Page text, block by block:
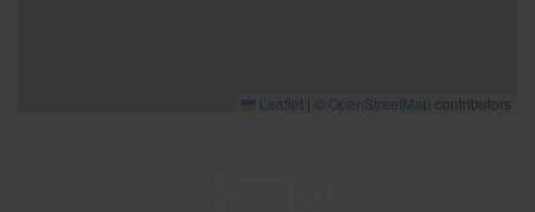
Leaflet OpenStreetMap contributors